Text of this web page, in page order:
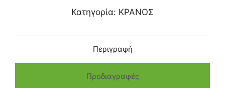
Κατηγορία: ΚΡΑΝΟΣ
Περιγραφή
Προδιαγραφές